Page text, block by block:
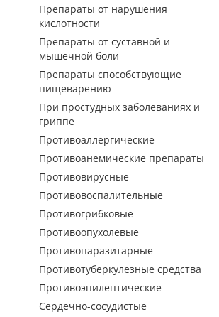
Препараты от нарушения
кислотности
Препараты от суставной и
мышечной боли
Препараты способствующие
пищеварению
При простудных заболеваниях и
гриппе
Противоаллергические
Противоанемические препараты
Противовирусные
Противовоспалительные
Противогрибковые
Противоопухолевые
Противопаразитарные
Противотуберкулезные средства
Противоэпилептические
Сердечно-сосудистые